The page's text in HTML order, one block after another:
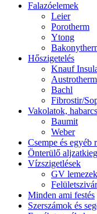
Falazóelemek
Leier
Porotherm
Ytong
Hőszigetelés
Knauf
Austrotherm
Bachl
Fibrostir/
Vakolatok,
Baumit
Weber
Csempe és egyéb
Önterülő
Vízszigetlések
GV
Minden ami festés
Szerszámok és